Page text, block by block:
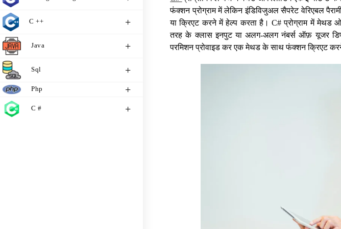
C ++
Java
Sql
Php
C #
फंक्शन प्रोग्राम में लेकिन इंडिविजुअल सैपरेट वेरिएबल
या क्रिएट करने में हेल्प करता है। C# प्रोग्राम में मेथड
तरह के क्लास इनपुट या अलग-अलग नंबर्स ऑफ़ यूजर
परमिशन प्रोवाइड कर एक मेथड के साथ फंक्शन क्रिएट